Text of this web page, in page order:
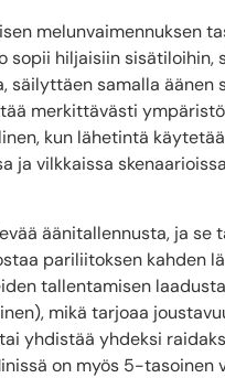
melunvaimennuksen
sopii hiljaisiin sisätiloihin,
samalla äänen
merkittävästi
kun lähetintä
ja vilkkaissa
äänitallennusta, ja
pariliitoksen kahden
tallentamisen
mikä tarjoaa
yhdistää yhdeksi
on myös 5-